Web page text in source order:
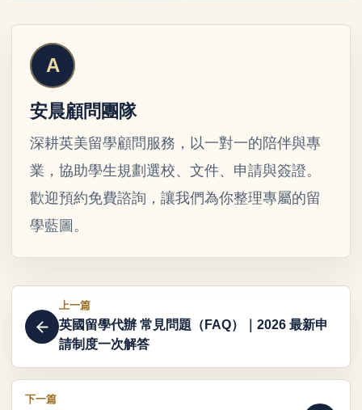
安晨顧問團隊
深耕英美留學顧問服務，以一對一的陪伴與專
業，協助學生規劃選校、文件、申請與簽證。
歡迎預約免費諮詢，讓我們為你整理專屬的留
學藍圖。
上一篇
英國留學代辦 常見問題（FAQ）｜2026 最新申
請制度一次解答
下一篇